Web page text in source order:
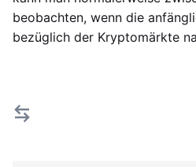
beobachten, wenn die
bezüglich der Kryptomärkte